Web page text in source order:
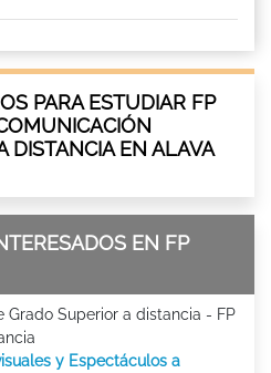
PARA ESTUDIAR FP
DISTANCIA EN ALAVA
EN FP
Grado Superior a distancia - FP
y Espectáculos a